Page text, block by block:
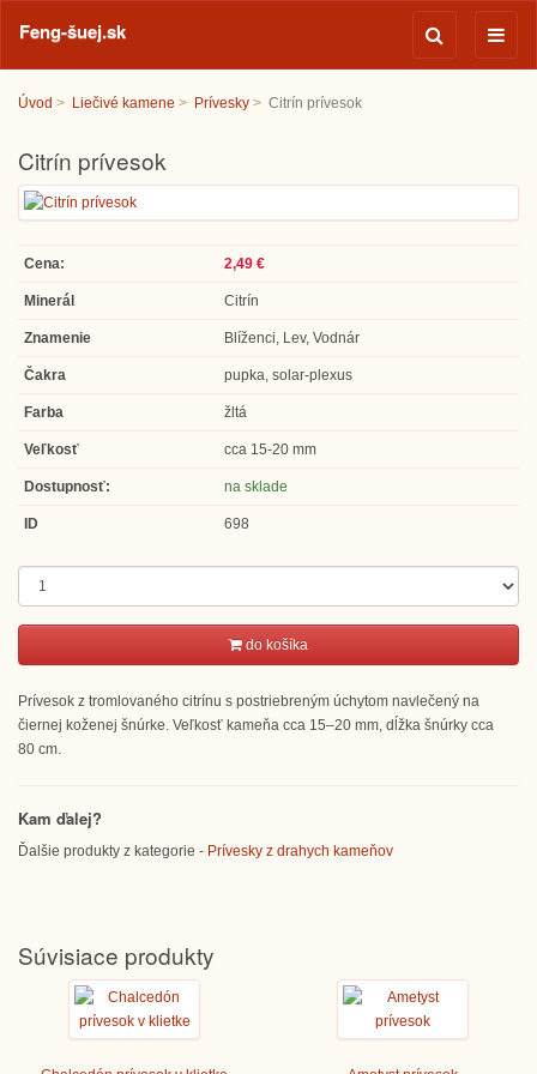
Feng-šuej.sk
Úvod Liečivé kamene Prívesky Citrín prívesok
Citrín prívesok
Cena: 2,49 €
Minerál Citrín
Znamenie Blíženci, Lev, Vodnár
Čakra pupka, solar-plexus
Farba žltá
Veľkosť cca 15-20 mm
Dostupnosť: na sklade
ID 698
do košíka
Prívesok z tromlovaného citrínu s postriebreným úchytom navlečený na
čiernej koženej šnúrke. Veľkosť kameňa cca 15–20 mm, dĺžka šnúrky cca
80 cm.
Kam ďalej?
Ďalšie produkty z kategorie - Prívesky z drahych kameňov
Súvisiace produkty